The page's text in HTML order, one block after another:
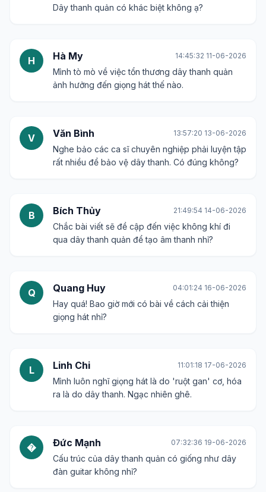
Dây thanh quản có khác biệt không ạ?
H Hà My 14:45:32 11-06-2026
Mình tò mò về việc tổn thương dây thanh quản
ảnh hưởng đến giọng hát thế nào.
V Văn Bình 13:57:20 13-06-2026
Nghe bảo các ca sĩ chuyên nghiệp phải luyện tập
rất nhiều để bảo vệ dây thanh. Có đúng không?
B Bích Thủy 21:49:54 14-06-2026
Chắc bài viết sẽ đề cập đến việc không khí đi
qua dây thanh quản để tạo âm thanh nhỉ?
Q Quang Huy 04:01:24 16-06-2026
Hay quá! Bao giờ mới có bài về cách cải thiện
giọng hát nhỉ?
L Linh Chi 11:01:18 17-06-2026
Mình luôn nghĩ giọng hát là do 'ruột gan' cơ, hóa
ra là do dây thanh. Ngạc nhiên ghê.
� Đức Mạnh 07:32:36 19-06-2026
Cấu trúc của dây thanh quản có giống như dây
đàn guitar không nhỉ?